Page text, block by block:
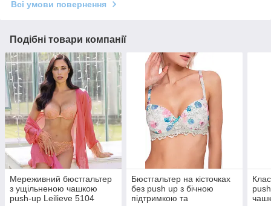
Всі умови повернення
Подібні товари компанії
Мереживний бюстгальтер
з ущільненою чашкою
push-up Leilieve 5104
Бюстгальтер на кісточках
без push up з бічною
підтримкою та